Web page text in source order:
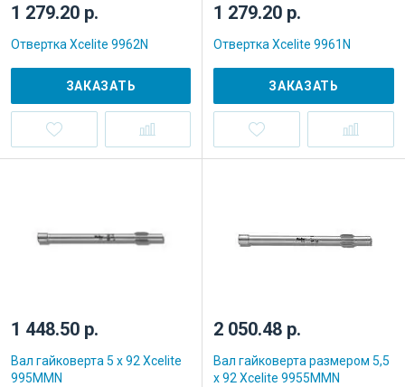
1 279.20 р.
Отвертка Xcelite 9962N
ЗАКАЗАТЬ
1 279.20 р.
Отвертка Xcelite 9961N
ЗАКАЗАТЬ
1 448.50 р.
Вал гайковерта 5 x 92 Xcelite
995MMN
2 050.48 р.
Вал гайковерта размером 5,5
x 92 Xcelite 9955MMN